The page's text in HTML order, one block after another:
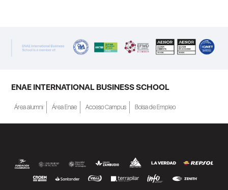
ENAE INTERNATIONAL BUSINESS SCHOOL
Área alumni Área Enae Acceso Campus Bolsa de Empleo